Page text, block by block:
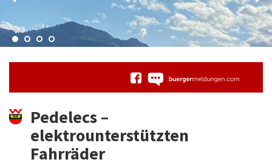
Pedelecs –
elektrounterstützten
Fahrräder